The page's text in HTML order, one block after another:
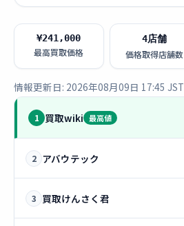
¥241,000
最高買取価格
4店舗
価格取得店舗数
情報更新日: 2026年08月09日 17:45 JST
1 買取wiki 最高値
2 アバウテック
3 買取けんさく君